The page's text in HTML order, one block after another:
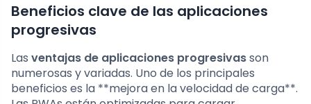
Beneficios clave de las aplicaciones
progresivas
Las ventajas de aplicaciones progresivasson
numerosas y variadas. Uno de los principales
beneficios es la **mejora en la velocidad de carga**.